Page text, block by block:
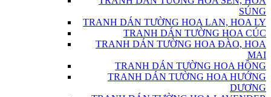
SÚNG
TRANH DÁN TƯỜNG HOA LAN, HOA LY
TRANH DÁN TƯỜNG HOA CÚC
TRANH DÁN TƯỜNG HOA ĐÀO, HOA
MAI
TRANH DÁN TƯỜNG HOA HỒNG
TRANH DÁN TƯỜNG HOA HƯỚNG
DƯƠNG